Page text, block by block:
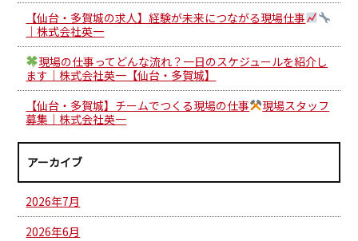
【仙台・多賀城の求人】経験が未来につながる現場仕事
｜株式会社英一
現場の仕事ってどんな流れ？一日のスケジュールを紹介し
ます｜株式会社英一【仙台・多賀城】
【仙台・多賀城】チームでつくる現場の仕事
現場スタッフ
募集｜株式会社英一
アーカイブ
2026年7月
2026年6月